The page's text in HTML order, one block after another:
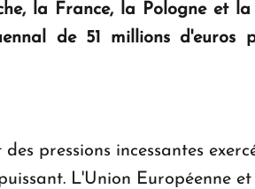
la France, la Pologne et la
de 51 millions d'euros
pressions incessantes
L'Union Européenne et